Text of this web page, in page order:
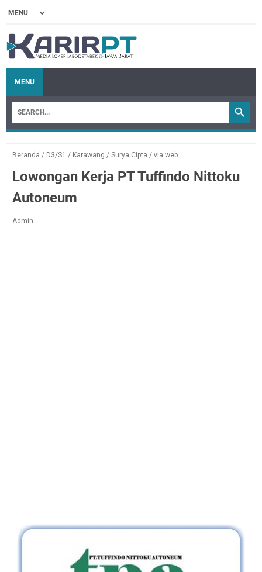
MENU
Beranda / D3/S1 / Karawang / Surya Cipta / via web
Lowongan Kerja PT Tuffindo Nittoku
Autoneum
Admin